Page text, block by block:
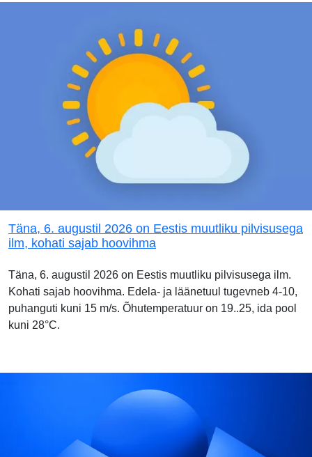
Täna, 6. augustil 2026 on Eestis muutliku pilvisusega
ilm, kohati sajab hoovihma
Täna, 6. augustil 2026 on Eestis muutliku pilvisusega ilm.
Kohati sajab hoovihma. Edela- ja läänetuul tugevneb 4-10,
puhanguti kuni 15 m/s. Õhutemperatuur on 19..25, ida pool
kuni 28°C.